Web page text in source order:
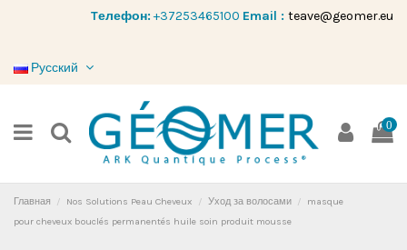
Tелефон: +37253465100 Email : teave@geomer.eu
Русский
0
Главная Nos Solutions Peau Cheveux Уход за волосами
masque
pour cheveux bouclés permanentés huile soin produit mousse